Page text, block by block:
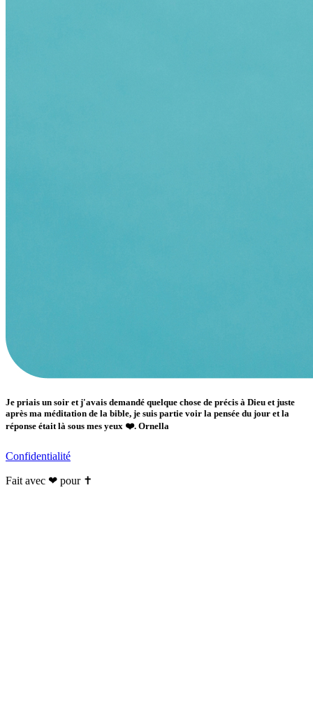
Je priais un soir et j'avais demandé quelque chose de précis à Dieu et juste
après ma méditation de la bible, je suis partie voir la pensée du jour et la
réponse était là sous mes yeux ❤️. Ornella
Confidentialité
Fait avec ❤ pour ✝️️